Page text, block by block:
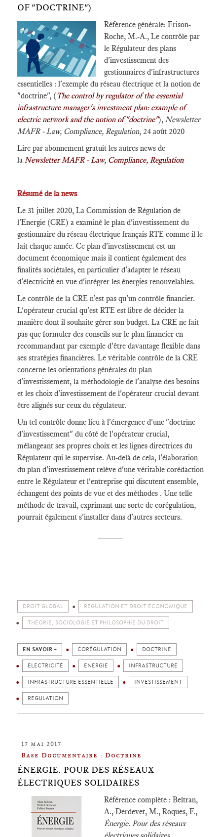
OF "DOCTRINE")
Référence générale: Frison-
Roche, M.-A., Le contrôle par
le Régulateur des plans
d'investissement des
gestionnaires d'infrastructures
essentielles : l'exemple du réseau électrique et la notion de
"doctrine", (The control by regulator of the essential
infrastructure manager's investment plan: example of
electric network and the notion of "doctrine"), Newsletter
MAFR - Law, Compliance, Regulation, 24 août 2020
Lire par abonnement gratuit les autres news de
la Newsletter MAFR - Law, Compliance, Regulation
Résumé de la news
Le 31 juillet 2020, La Commission de Régulation de
l'Energie (CRE) a examiné le plan d'investissement du
gestionnaire du réseau électrique français RTE comme il le
fait chaque année. Ce plan d'investissement est un
document économique mais il contient également des
finalités sociétales, en particulier d'adapter le réseau
d'électricité en vue d'intégrer les énergies renouvelables.
Le contrôle de la CRE n'est pas qu'un contrôle financier.
L'opérateur crucial qu'est RTE est libre de décider la
manière dont il souhaite gérer son budget. La CRE ne fait
pas que formuler des conseils sur le plan financier en
recommandant par exemple d'être davantage flexible dans
ses stratégies financières. Le véritable contrôle de la CRE
concerne les orientations générales du plan
d'investissement, la méthodologie de l'analyse des besoins
et les choix d'investissement de l'opérateur crucial devant
être alignés sur ceux du régulateur.
Un tel contrôle donne lieu à l'émergence d'une "doctrine
d'investissement" du côté de l'opérateur crucial,
mélangeant ses propres choix et les lignes directrices du
Régulateur qui le supervise. Au-delà de cela, l'élaboration
du plan d'investissement relève d'une véritable corédaction
entre le Régulateur et l'entreprise qui discutent ensemble,
échangent des points de vue et des méthodes . Une telle
méthode de travail, exprimant une sorte de corégulation,
pourrait également s'installer dans d'autres secteurs.
DROIT GLOBAL RÉGULATION ET DROIT ÉCONOMIQUE
THÉORIE, SOCIOLOGIE ET PHILOSOPHIE DU DROIT
EN SAVOIR + CORÉGULATION DOCTRINE
ELECTRICITÉ ENERGIE INFRASTRUCTURE
INFRASTRUCTURE ESSENTIELLE INVESTISSEMENT
REGULATION
17 mai 2017
Base Documentaire : Doctrine
ÉNERGIE. POUR DES RÉSEAUX
ÉLECTRIQUES SOLIDAIRES
Référence complète : Beltran,
A., Derdevet, M., Roques, F.,
Énergie. Pour des réseaux